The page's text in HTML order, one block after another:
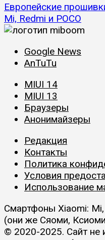
Европейские
Mi, Redmi и POCO
Google News
AnTuTu
MIUI 14
MIUI 13
Браузеры
Анонимайзеры
Редакция
Контакты
Политика
Условия
Использование
Смартфоны Xiaomi: Mi,
(они же Сяоми,
© 2020-2025. Сайт не